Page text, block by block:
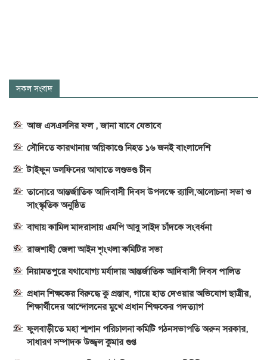
সকল সংবাদ
আজ এসএসসির ফল , জানা যাবে যেভাবে
সৌদিতে কারখানায় অগ্নিকাণ্ডে নিহত ১৬ জনই বাংলাদেশি
টাইফুন ডলফিনের আঘাতে লণ্ডভণ্ড চীন
তানোরে আন্তর্জাতিক আদিবাসী দিবস উপলক্ষে র‍্যালি,আলোচনা সভা ও
সাংস্কৃতিক অনুষ্ঠিত
বাঘায় কামিল মাদরাসায় এমপি আবু সাইদ চাঁদকে সংবর্ধনা
রাজশাহী জেলা আইন শৃংখলা কমিটির সভা
নিয়ামতপুরে যথাযোগ্য মর্যাদায় আন্তর্জাতিক আদিবাসী দিবস পালিত
প্রধান শিক্ষকের বিরুদ্ধে কু প্রস্তাব, গায়ে হাত দেওয়ার অভিযোগ ছাত্রীর,
শিক্ষার্থীদের আন্দোলনের মুখে প্রধান শিক্ষকের পদত্যাগ
ফুলবাড়ীতে মহা শ্মশান পরিচালনা কমিটি গঠনসভাপতি অরুন সরকার,
সাধারণ সম্পাদক উজ্জ্বল কুমার গুপ্ত